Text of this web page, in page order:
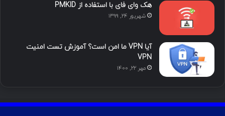
هک وای فای با استفاده از PMKID
شهریور ۲۴, ۱۳۹۹
آیا VPN ما امن است؟ آموزش تست امنیت
VPN
مهر ۲۲, ۱۴۰۰